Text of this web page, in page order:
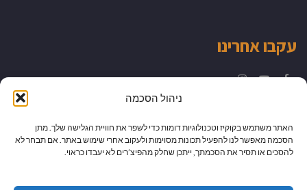
ניהול הסכמה
האתר משתמש בקוקיז וטכנולוגיות דומות כדי לשפר את חוויית הגלישה שלך. מתן
הסכמה מאפשר לנו להפעיל תכונות מסוימות ולעקוב אחרי שימוש באתר. אם תבחר לא
להסכים או תסיר את הסכמתך, ייתכן שחלק מהפיצ’רים לא יעבדו כראוי.
עקבו אחרינו